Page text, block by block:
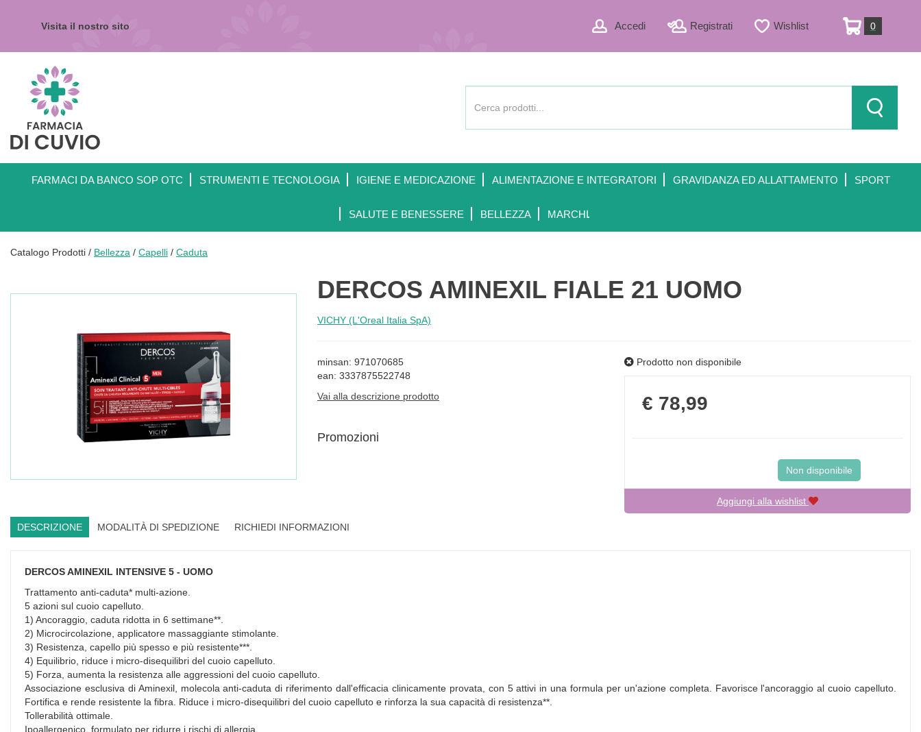
Visita il nostro sito Accedi Registrati Wishlist 0
ARTICOLI
Farmacia
Cuvio
Prodotto
Cerca
FARMACI DA BANCO SOP OTC STRUMENTI E TECNOLOGIA IGIENE E MEDICAZIONE ALIMENTAZIONE E INTEGRATORI GRAVIDANZA ED ALLATTAMENTO SPORT
SALUTE E BENESSERE BELLEZZA MARCHI
Catalogo Prodotti / Bellezza / Capelli / Caduta
DERCOS AMINEXIL FIALE 21 UOMO
VICHY (L'Oreal Italia SpA)
minsan: 971070685
ean: 3337875522748
Vai alla descrizione prodotto
Promozioni
Prodotto non disponibile
Prezzo
€ 78,99
Non disponibile
Aggiungi alla wishlist
DESCRIZIONE MODALITÀ DI SPEDIZIONE RICHIEDI INFORMAZIONI
DERCOS AMINEXIL INTENSIVE 5 - UOMO
Trattamento anti-caduta* multi-azione.
5 azioni sul cuoio capelluto.
1) Ancoraggio, caduta ridotta in 6 settimane**.
2) Microcircolazione, applicatore massaggiante stimolante.
3) Resistenza, capello più spesso e più resistente***.
4) Equilibrio, riduce i micro-disequilibri del cuoio capelluto.
5) Forza, aumenta la resistenza alle aggressioni del cuoio capelluto.
Associazione esclusiva di Aminexil, molecola anti-caduta di riferimento dall'efficacia clinicamente provata, con 5 attivi in una formula per un'azione completa. Favorisce l'ancoraggio al cuoio capelluto.
Fortifica e rende resistente la fibra. Riduce i micro-disequilibri del cuoio capelluto e rinforza la sua capacità di resistenza**.
Tollerabilità ottimale.
Ipoallergenico, formulato per ridurre i rischi di allergia.